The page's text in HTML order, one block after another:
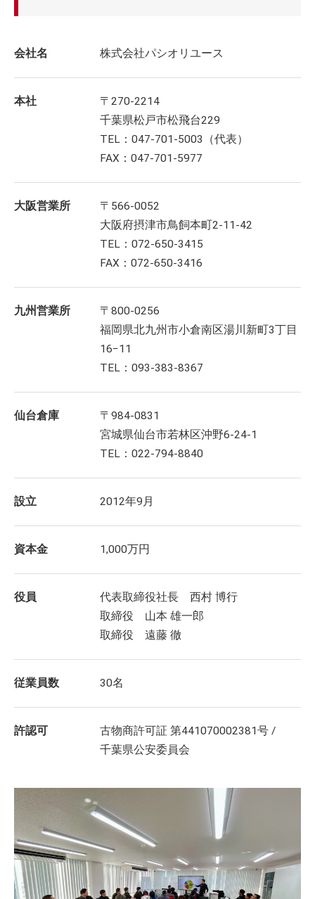
会社名 株式会社パシオリユース
本社
〒270-2214
千葉県松戸市松飛台229
TEL：047-701-5003（代表）
FAX：047-701-5977
大阪営業所
〒566-0052
大阪府摂津市鳥飼本町2-11-42
TEL：072-650-3415
FAX：072-650-3416
九州営業所
〒800-0256
福岡県北九州市小倉南区湯川新町3丁目
16−11
TEL：093-383-8367
仙台倉庫
〒984-0831
宮城県仙台市若林区沖野6-24-1
TEL：022-794-8840
設立 2012年9月
資本金 1,000万円
役員
代表取締役社長 西村 博行
取締役 山本 雄一郎
取締役 遠藤 徹
従業員数 30名
許認可
古物商許可証 第441070002381号 /
千葉県公安委員会